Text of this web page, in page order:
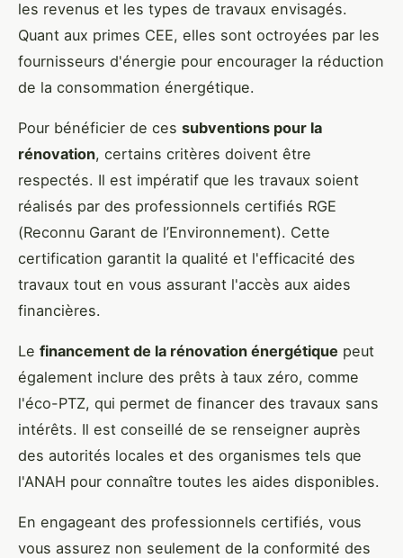
les revenus et les types de travaux envisagés.
Quant aux primes CEE, elles sont octroyées par les
fournisseurs d'énergie pour encourager la réduction
de la consommation énergétique.
Pour bénéficier de ces subventions pour la
rénovation, certains critères doivent être
respectés. Il est impératif que les travaux soient
réalisés par des professionnels certifiés RGE
(Reconnu Garant de l’Environnement). Cette
certification garantit la qualité et l'efficacité des
travaux tout en vous assurant l'accès aux aides
financières.
Le financement de la rénovation énergétique peut
également inclure des prêts à taux zéro, comme
l'éco-PTZ, qui permet de financer des travaux sans
intérêts. Il est conseillé de se renseigner auprès
des autorités locales et des organismes tels que
l'ANAH pour connaître toutes les aides disponibles.
En engageant des professionnels certifiés, vous
vous assurez non seulement de la conformité des